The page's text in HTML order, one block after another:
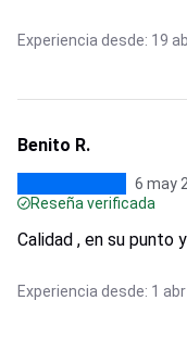
Experiencia desde: 19
Benito R.
6 may
Reseña verificada
Calidad , en su punto
Experiencia desde: 1